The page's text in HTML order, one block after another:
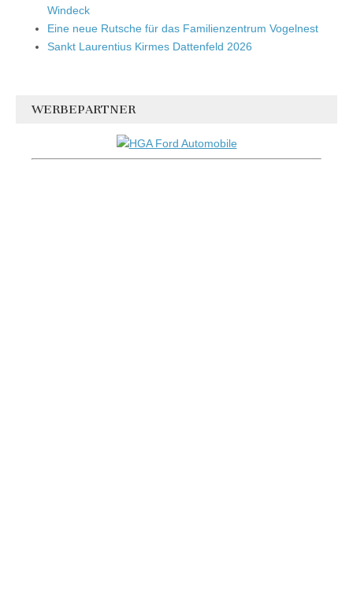
Windeck
Eine neue Rutsche für das Familienzentrum Vogelnest
Sankt Laurentius Kirmes Dattenfeld 2026
WERBEPARTNER